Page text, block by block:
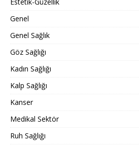
Genel
Genel Sağlık
Göz Sağlığı
Kadın Sağlığı
Kalp Sağlığı
Kanser
Medikal Sektör
Ruh Sağlığı